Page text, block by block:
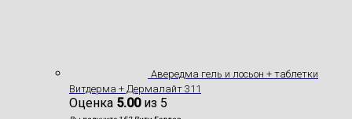
Авередма гель и лосьон + таблетки
Витдерма + Дермалайт 311
Оценка 5.00из 5